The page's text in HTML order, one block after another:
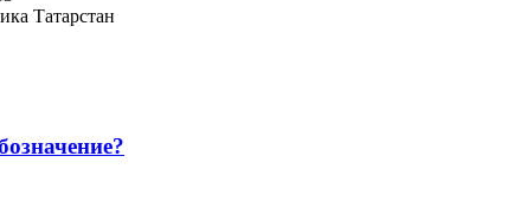
Татарстан